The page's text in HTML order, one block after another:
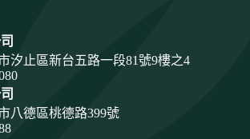
汐止區新台五路一段81號9樓之4
八德區桃德路399號